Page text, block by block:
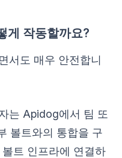
게 작동할까요?
서도 매우 안전합니
는 Apidog에서 팀 또
볼트와의 통합을 구
트 인프라에 연결하